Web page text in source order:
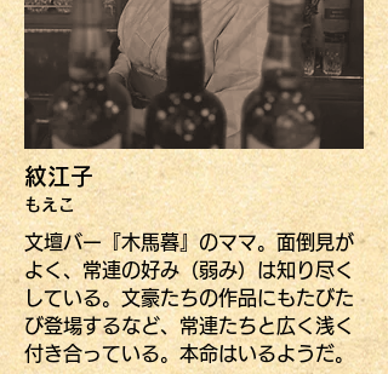
紋江子
​もえこ
文壇バー『木馬暮』のママ。面倒見が
よく、常連の好み（弱み）は知り尽く
している。文豪たちの作品にもたびた
び登場するなど、常連たちと広く浅く
付き合っている。本命はいるようだ。